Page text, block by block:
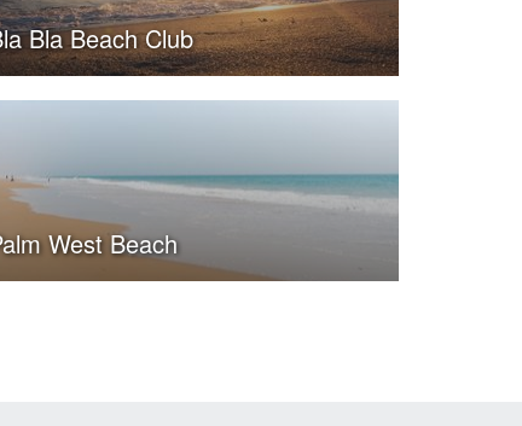
Bla Beach Club
West Beach